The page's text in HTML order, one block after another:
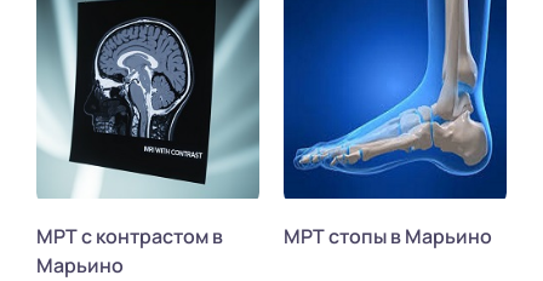
МРТ с контрастом в
Марьино
МРТ стопы в Марьино